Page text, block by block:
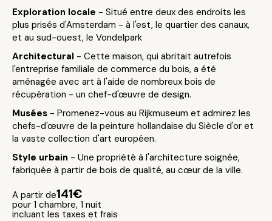
Exploration locale - Situé entre deux des endroits les
plus prisés d'Amsterdam - à l'est, le quartier des canaux,
et au sud-ouest, le Vondelpark
Architectural - Cette maison, qui abritait autrefois
l'entreprise familiale de commerce du bois, a été
aménagée avec art à l'aide de nombreux bois de
récupération - un chef-d'œuvre de design.
Musées - Promenez-vous au Rijkmuseum et admirez les
chefs-d'œuvre de la peinture hollandaise du Siècle d'or et
la vaste collection d'art européen.
Style urbain - Une propriété à l'architecture soignée,
fabriquée à partir de bois de qualité, au cœur de la ville.
A partir de141€
pour 1 chambre, 1 nuit
incluant les taxes et frais